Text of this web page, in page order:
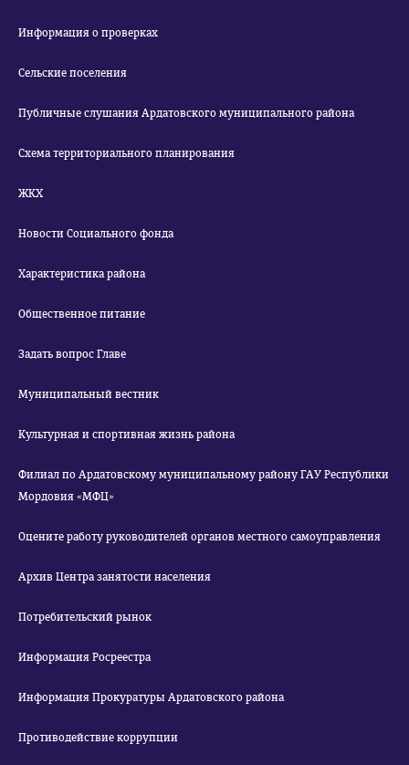
Информация о проверках
Сельские поселения
Публичные слушания Ардатовского муниципального района
Схема территориального планирования
ЖКХ
Новости Социального фонда
Характеристика района
Общественное питание
Задать вопрос Главе
Муниципальный вестник
Культурная и спортивная жизнь района
Филиал по Ардатовскому муниципальному району ГАУ Республики
Мордовия «МФЦ»
Оцените работу руководителей органов местного самоуправления
Архив Центра занятости населения
Потребительский рынок
Информация Росреестра
Информация Прокуратуры Ардатовского района
Противодействие коррупции